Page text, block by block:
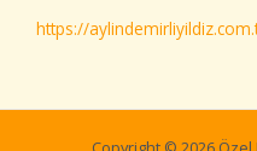
https://